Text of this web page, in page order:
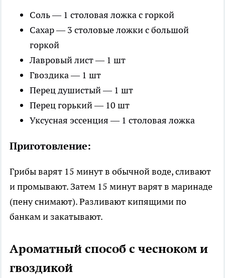
Соль — 1 столовая ложка с горкой
Сахар — 3 столовые ложки с большой
горкой
Лавровый лист — 1 шт
Гвоздика — 1 шт
Перец душистый — 1 шт
Перец горький — 10 шт
Уксусная эссенция — 1 столовая ложка
Приготовление:
Грибы варят 15 минут в обычной воде, сливают
и промывают. Затем 15 минут варят в маринаде
(пену снимают). Разливают кипящими по
банкам и закатывают.
Ароматный способ с чесноком и
гвоздикой